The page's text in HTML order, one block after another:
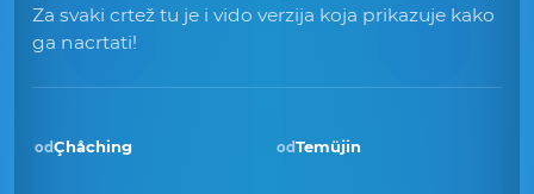
Za svaki crtež tu je i vido verzija koja prikazuje kako
ga nacrtati!
Pobjednik · lip 2026
odÇhåching odTemüjin